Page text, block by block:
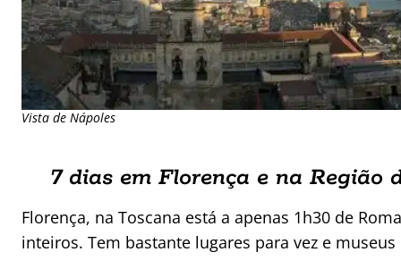
Vista de Nápoles
7 dias em Florença e na Região
Florença, na Toscana está a apenas 1h30 de
inteiros. Tem bastante lugares para vez e